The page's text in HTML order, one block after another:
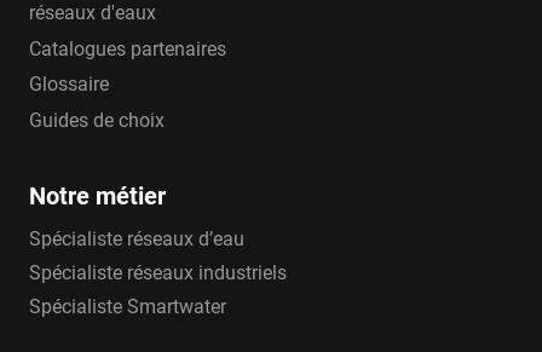
réseaux d'eaux
Catalogues partenaires
Glossaire
Guides de choix
Notre métier
Spécialiste réseaux d’eau
Spécialiste réseaux industriels
Spécialiste Smartwater